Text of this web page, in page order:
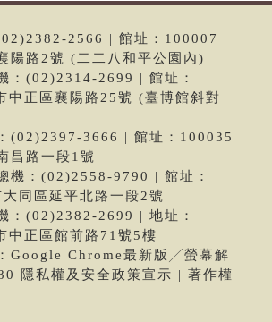
2566 | 館址：100007
陽路2號 (二二八和平公園內)
：(02)2314-2699 | 館址：
中正區襄陽路25號 (臺博館斜對
(02)2397-3666 | 館址：100035
昌路一段1號
機：(02)2558-9790 | 館址：
同區延平北路一段2號
：(02)2382-2699 | 地址：
中正區館前路71號5樓
Google Chrome最新版╱螢幕解
隱私權及安全政策宣示 | 著作權